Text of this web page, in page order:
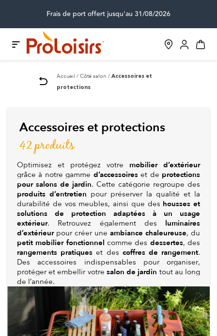
Frais de port offert jusqu'au 31/08/2026
Accueil Côté salon Accessoires et
protections
Accessoires et protections
42 produits
Optimisez et protégez votre mobilier d’extérieur
grâce à notre gamme d’accessoires et de protections
pour salons de jardin. Cette catégorie regroupe des
produits d’entretien pour préserver la qualité et la
durabilité de vos meubles, ainsi que des housses et
solutions de protection adaptées à un usage
extérieur. Retrouvez également des luminaires
d’extérieurpour créer une ambiance chaleureuse, du
petit mobilier fonctionnel comme des dessertes, des
rangements pratiques et des coffres de rangement.
Des accessoires indispensables pour organiser,
protéger et embellir votre salon de jardin tout au long
de l’année.